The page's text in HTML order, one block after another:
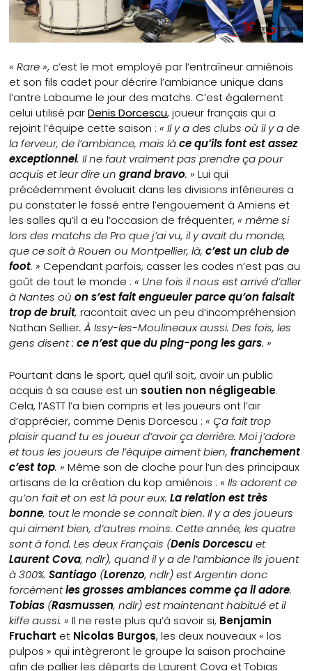
« Rare », c’est le mot employé par l’entraîneur amiénois
et son fils cadet pour décrire l’ambiance unique dans
l’antre Labaume le jour des matchs. C’est également
celui utilisé parDenis Dorcescu, joueur français qui a
rejoint l’équipe cette saison :« Il y a des clubs où il y a de
la ferveur, de l’ambiance, mais làce qu’ils font est assez
exceptionnel. Il ne faut vraiment pas prendre ça pour
acquis et leur dire ungrand bravo. » Lui qui
précédemment évoluait dans les divisions inférieures a
pu constater le fossé entre l’engouement à Amiens et
les salles qu’il a eu l’occasion de fréquenter,« même si
lors des matchs de Pro que j’ai vu, il y avait du monde,
que ce soit à Rouen ou Montpellier, là,c’est un club de
foot. » Cependant parfois, casser les codes n’est pas au
goût de tout le monde :« Une fois il nous est arrivé d’aller
à Nantes oùon s’est fait engueuler parce qu’on faisait
trop de bruit, racontait avec un peu d’incompréhension
Nathan Sellier. À Issy-les-Moulineaux aussi. Des fois, les
gens disent :ce n’est que du ping-pong les gars. »
Pourtant dans le sport, quel qu’il soit, avoir un public
acquis à sa cause est un soutien non négligeable.
Cela, l’ASTT l’a bien compris et les joueurs ont l’air
d’apprécier, comme Denis Dorcescu :« Ça fait trop
plaisir quand tu es joueur d’avoir ça derrière. Moi j’adore
et tous les joueurs de l’équipe aiment bien,franchement
c’est top. » Même son de cloche pour l’un des principaux
artisans de la création du kop amiénois :« Ils adorent ce
qu’on fait et on est là pour eux.La relation est très
bonne, tout le monde se connaît bien. Il y a des joueurs
qui aiment bien, d’autres moins. Cette année, les quatre
sont à fond. Les deux Français (Denis Dorcescuet
Laurent Cova, ndlr), quand il y a de l’ambiance ils jouent
à 300%.Santiago (Lorenzo, ndlr) est Argentin donc
forcémentles grosses ambiances comme ça il adore.
Tobias (Rasmussen, ndlr) est maintenant habitué et il
kiffe aussi. » Il ne reste plus qu’à savoir si, Benjamin
Fruchart et Nicolas Burgos, les deux nouveaux « los
pulpos » qui intègreront le groupe la saison prochaine
afin de pallier les départs de Laurent Cova et Tobias